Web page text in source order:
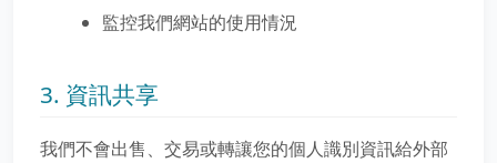
監控我們網站的使用情況
3. 資訊共享
我們不會出售、交易或轉讓您的個人識別資訊給外部